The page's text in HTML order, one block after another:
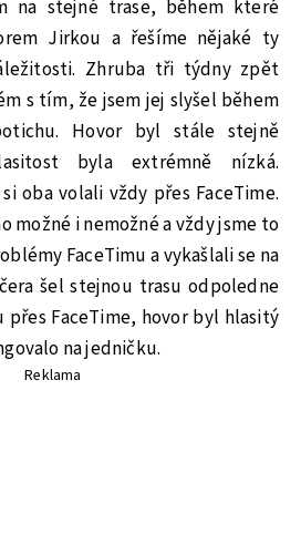
na stejné trase, během které
Jirkou a řešíme nějaké ty
Zhruba tři týdny zpět
s tím, že jsem jej slyšel během
Hovor byl stále stejně
byla extrémně nízká.
oba volali vždy přes FaceTime.
možné i nemožné a vždy jsme to
FaceTimu a vykašlali se na
šel stejnou trasu odpoledne
přes FaceTime, hovor byl hlasitý
na jedničku.
Reklama